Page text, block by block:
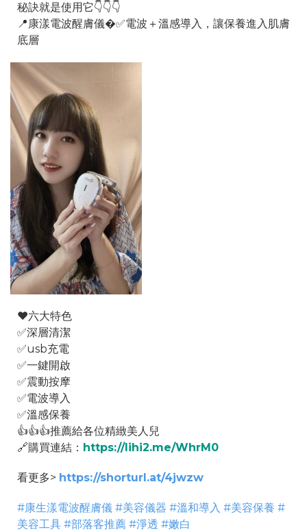
秘訣就是使用它👇👇👇
📍康漾電波醒膚儀�✅電波＋溫感導入，讓保養進入肌膚
底層
❤️六大特色
✅深層清潔
✅usb充電
✅一鍵開啟
✅震動按摩
✅電波導入
✅溫感保養
👍👍👍推薦給各位精緻美人兒
🔗購買連結： https://lihi2.me/WhrM0
看更多> https://shorturl.at/4jwzw
#康生漾電波醒膚儀 #美容儀器 #溫和導入 #美容保養 #
美容工具 #部落客推薦 #淨透 #嫩白